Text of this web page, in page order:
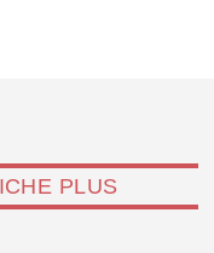
PLUS